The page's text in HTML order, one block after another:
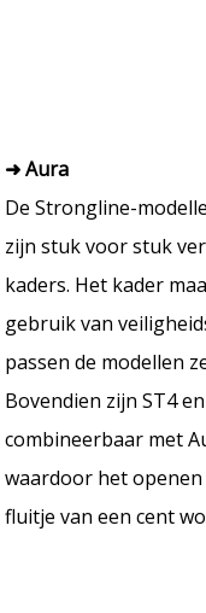
➜ Aura
De Strongline-
zijn stuk voor stuk
kaders. Het kader
gebruik van
passen de modellen
Bovendien zijn ST4
combineerbaar met
waardoor het
fluitje van een cent